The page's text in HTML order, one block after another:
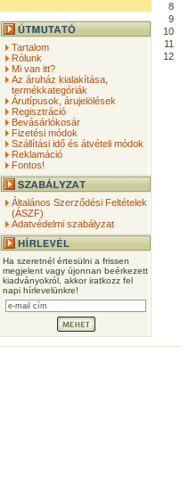
Tartalom
Rólunk
Mi van itt?
Az áruház kialakítása,
termékkategóriák
Árutípusok, árujelölések
Regisztráció
Bevásárlókosár
Fizetési módok
Szállítási idő és átvételi módok
Reklamáció
Fontos!
Általános Szerződési Feltételek
(ÁSZF)
Adatvédelmi szabályzat
Ha szeretnél értesülni a frissen
megjelent vagy újonnan beérkezett
kiadványokról, akkor iratkozz fel
napi hírlevelünkre!
8
9
10
11
12